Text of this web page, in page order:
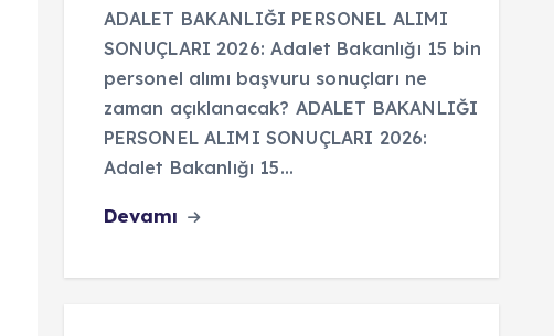
ADALET BAKANLIĞI PERSONEL ALIMI
SONUÇLARI 2026: Adalet Bakanlığı 15 bin
personel alımı başvuru sonuçları ne
zaman açıklanacak? ADALET BAKANLIĞI
PERSONEL ALIMI SONUÇLARI 2026:
Adalet Bakanlığı 15…
Devamı